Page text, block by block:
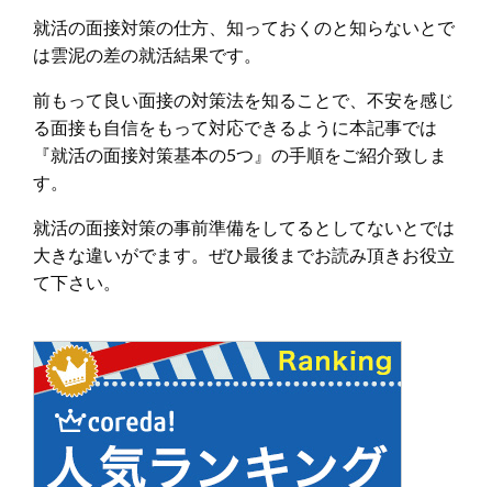
就活の面接対策の仕方、知っておくのと知らないとで
は雲泥の差の就活結果です。
前もって良い面接の対策法を知ることで、不安を感じ
る面接も自信をもって対応できるように本記事では
『就活の面接対策基本の5つ』の手順をご紹介致しま
す。
就活の面接対策の事前準備をしてるとしてないとでは
大きな違いがでます。ぜひ最後までお読み頂きお役立
て下さい。